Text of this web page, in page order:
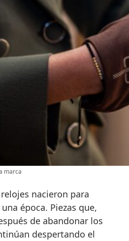
marca
época. Piezas que,
de abandonar los
despertando el